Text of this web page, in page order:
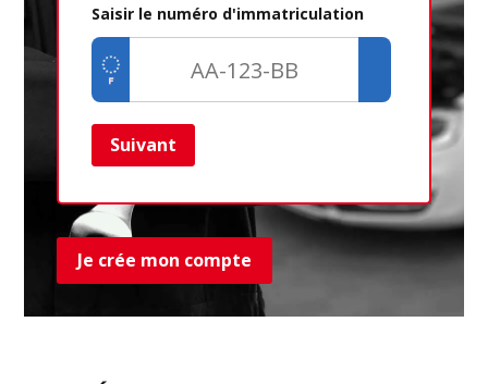
Saisir le numéro d'immatriculation
Suivant
Je crée mon compte